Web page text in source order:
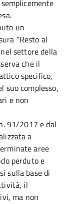
un
“Resto al
settore della
che il
specifico,
suo complesso,
e non
91/2017 e dal
a
aree
perduto e
sulla base di
il
ma non